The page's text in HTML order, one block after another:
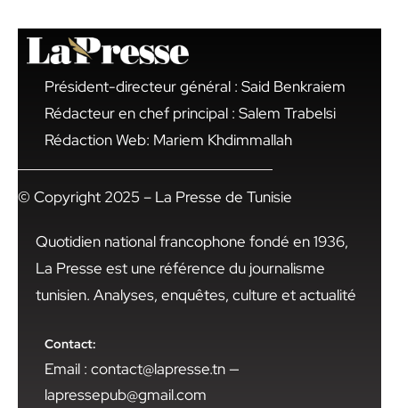
Président-directeur général : Said Benkraiem
Rédacteur en chef principal : Salem Trabelsi
Rédaction Web: Mariem Khdimmallah
© Copyright 2025 – La Presse de Tunisie
Quotidien national francophone fondé en 1936,
La Presse est une référence du journalisme
tunisien. Analyses, enquêtes, culture et actualité
Contact:
Email : contact@lapresse.tn —
lapressepub@gmail.com